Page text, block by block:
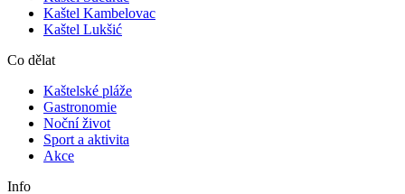
Kaštel Kambelovac
Kaštel Lukšić
Co dělat
Kaštelské pláže
Gastronomie
Noční život
Sport a aktivita
Akce
Info